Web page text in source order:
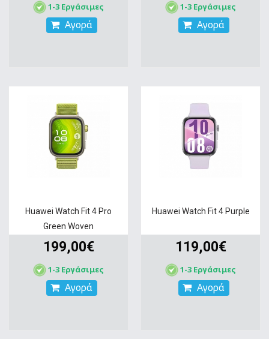
1-3 Εργάσιμες
Αγορά
1-3 Εργάσιμες
Αγορά
Huawei Watch Fit 4 Pro
Green Woven
199,00€
1-3 Εργάσιμες
Αγορά
Huawei Watch Fit 4 Purple
119,00€
1-3 Εργάσιμες
Αγορά